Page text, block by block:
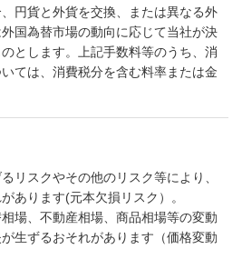
円貨と外貨を交換、または異なる外
国為替市場の動向に応じて当社が決
とします。上記手数料等のうち、消
ては、消費税分を含む料率または金
リスクやその他のリスク等により、
あります(元本欠損リスク）。
場、不動産相場、商品相場等の変動
生ずるおそれがあります（価格変動